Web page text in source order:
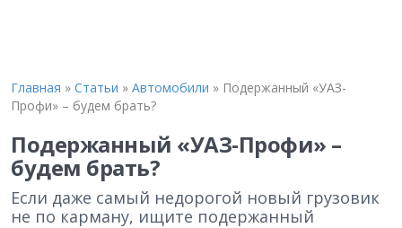
Главная » Статьи » Автомобили » Подержанный «УАЗ-
Профи» – будем брать?
Подержанный «УАЗ-Профи» –
будем брать?
Если даже самый недорогой новый грузовик
не по карману, ищите подержанный